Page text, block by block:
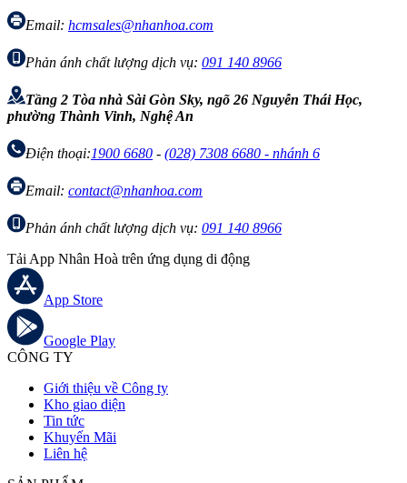
Email: hcmsales@nhanhoa.com
Phản ánh chất lượng dịch vụ: 091 140 8966
Tầng 2 Tòa nhà Sài Gòn Sky, ngõ 26 Nguyễn Thái Học,
phường Thành Vinh, Nghệ An
Điện thoại:1900 6680 - (028) 7308 6680 - nhánh 6
Email: contact@nhanhoa.com
Phản ánh chất lượng dịch vụ: 091 140 8966
Tải App Nhân Hoà trên ứng dụng di động
App Store
Google Play
CÔNG TY
Giới thiệu về Công ty
Kho giao diện
Tin tức
Khuyến Mãi
Liên hệ